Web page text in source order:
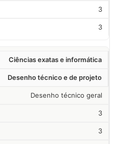
3
3
Ciências exatas e informática
Desenho técnico e de projeto
Desenho técnico geral
3
3